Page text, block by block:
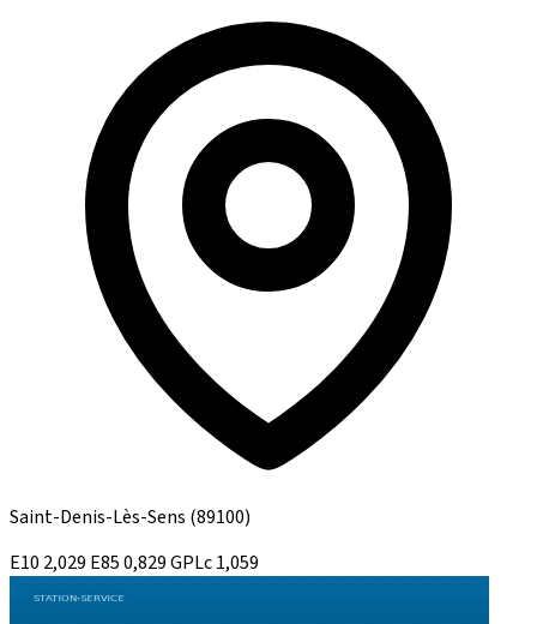
Saint-Denis-Lès-Sens (89100)
E10 2,029 E850,829GPLc1,059